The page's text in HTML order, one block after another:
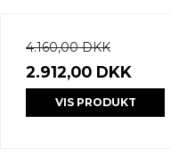
4.160,00 DKK
2.912,00 DKK
VIS PRODUKT